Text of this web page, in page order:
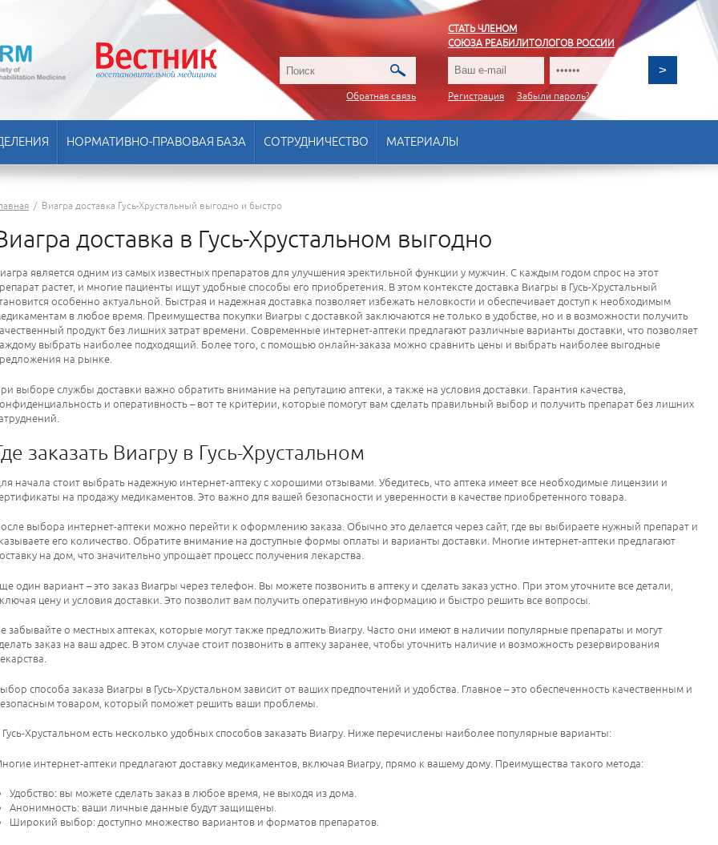
Обратная связь
СТАТЬ ЧЛЕНОМ
СОЮЗА РЕАБИЛИТОЛОГОВ РОССИИ
Регистрация Забыли пароль?
НОРМАТИВНО-ПРАВОВАЯ БАЗА СОТРУДНИЧЕСТВО МАТЕРИАЛЫ
/ Виагра доставка Гусь-Хрустальный выгодно и быстро
доставка в Гусь-Хрустальном выгодно
является одним из самых известных препаратов для улучшения эректильной функции у мужчин. С каждым годом спрос на этот
растет, и многие пациенты ищут удобные способы его приобретения. В этом контексте доставка Виагры в Гусь-Хрустальный
особенно актуальной. Быстрая и надежная доставка позволяет избежать неловкости и обеспечивает доступ к необходимым
в любое время. Преимущества покупки Виагры с доставкой заключаются не только в удобстве, но и в возможности получить
продукт без лишних затрат времени. Современные интернет-аптеки предлагают различные варианты доставки, что позволяет
выбрать наиболее подходящий. Более того, с помощью онлайн-заказа можно сравнить цены и выбрать наиболее выгодные
на рынке.
выборе службы доставки важно обратить внимание на репутацию аптеки, а также на условия доставки. Гарантия качества,
и оперативность – вот те критерии, которые помогут вам сделать правильный выбор и получить препарат без лишних
заказать Виагру в Гусь-Хрустальном
начала стоит выбрать надежную интернет-аптеку с хорошими отзывами. Убедитесь, что аптека имеет все необходимые лицензии и
на продажу медикаментов. Это важно для вашей безопасности и уверенности в качестве приобретенного товара.
выбора интернет-аптеки можно перейти к оформлению заказа. Обычно это делается через сайт, где вы выбираете нужный препарат и
его количество. Обратите внимание на доступные формы оплаты и варианты доставки. Многие интернет-аптеки предлагают
на дом, что значительно упрощает процесс получения лекарства.
один вариант – это заказ Виагры через телефон. Вы можете позвонить в аптеку и сделать заказ устно. При этом уточните все детали,
цену и условия доставки. Это позволит вам получить оперативную информацию и быстро решить все вопросы.
забывайте о местных аптеках, которые могут также предложить Виагру. Часто они имеют в наличии популярные препараты и могут
заказ на ваш адрес. В этом случае стоит позвонить в аптеку заранее, чтобы уточнить наличие и возможность резервирования
способа заказа Виагры в Гусь-Хрустальном зависит от ваших предпочтений и удобства. Главное – это обеспеченность качественным и
товаром, который поможет решить ваши проблемы.
Гусь-Хрустальном есть несколько удобных способов заказать Виагру. Ниже перечислены наиболее популярные варианты:
интернет-аптеки предлагают доставку медикаментов, включая Виагру, прямо к вашему дому. Преимущества такого метода:
Удобство: вы можете сделать заказ в любое время, не выходя из дома.
Анонимность: ваши личные данные будут защищены.
Широкий выбор: доступно множество вариантов и форматов препаратов.